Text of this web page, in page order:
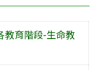
教育階段-生命教